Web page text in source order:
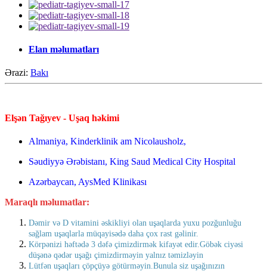
Elan məlumatları
Ərazi: Bakı
Elşən Tağıyev - Uşaq həkimi
Almaniya, Kinderklinik am Nicolausholz,
Səudiyyə Ərəbistanı, King Saud Medical City Hospital
Azərbaycan, AysMed Klinikası
Maraqlı məlumatlar:
Dəmir və D vitamini əskikliyi olan uşaqlarda yuxu pozğunluğu
sağlam uşaqlarla müqayisədə daha çox rast gəlinir.
Körpənizi həftədə 3 dəfə çimizdirmək kifayət edir.Göbək ciyəsi
düşənə qədər uşağı çimizdirməyin yalnız təmizləyin
Lütfən uşaqları çöpçüyə götürməyin.Bunula siz uşağınızın